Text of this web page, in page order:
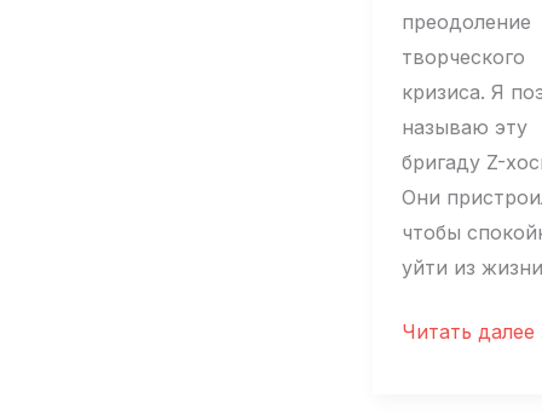
преодоление
творческого
кризиса. Я
называю эту
бригаду Z-
Они
чтобы
уйти из
Михаил
Читать далее